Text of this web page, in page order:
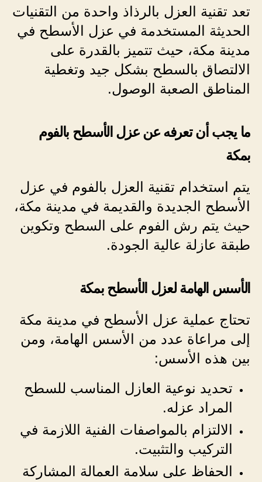
تعد تقنية العزل بالرذاذ واحدة من التقنيات
الحديثة المستخدمة في عزل الأسطح في
مدينة مكة، حيث تتميز بالقدرة على
الالتصاق بالسطح بشكل جيد وتغطية
المناطق الصعبة الوصول.
ما يجب أن تعرفه عن عزل الأسطح بالفوم
بمكة
يتم استخدام تقنية العزل بالفوم في عزل
الأسطح الجديدة والقديمة في مدينة مكة،
حيث يتم رش الفوم على السطح وتكوين
طبقة عازلة عالية الجودة.
الأسس الهامة لعزل الأسطح بمكة
تحتاج عملية عزل الأسطح في مدينة مكة
إلى مراعاة عدد من الأسس الهامة، ومن
بين هذه الأسس:
تحديد نوعية العازل المناسب للسطح
المراد عزله.
الالتزام بالمواصفات الفنية اللازمة في
التركيب والتثبيت.
الحفاظ على سلامة العمالة المشاركة